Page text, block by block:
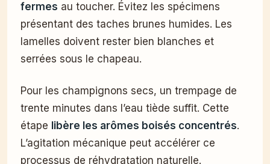
fermes au toucher. Évitez les spécimens
présentant des taches brunes humides. Les
lamelles doivent rester bien blanches et
serrées sous le chapeau.
Pour les champignons secs, un trempage de
trente minutes dans l’eau tiède suffit. Cette
étape libère les arômes boisés concentrés.
L’agitation mécanique peut accélérer ce
processus de réhydratation naturelle.